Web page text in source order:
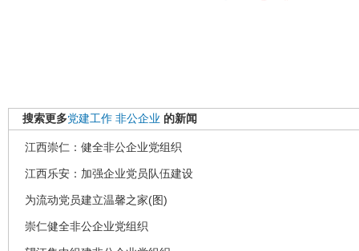
搜索更多党建工作 非公企业 的新闻
江西崇仁：健全非公企业党组织
江西乐安：加强企业党员队伍建设
为流动党员建立温馨之家(图)
崇仁健全非公企业党组织